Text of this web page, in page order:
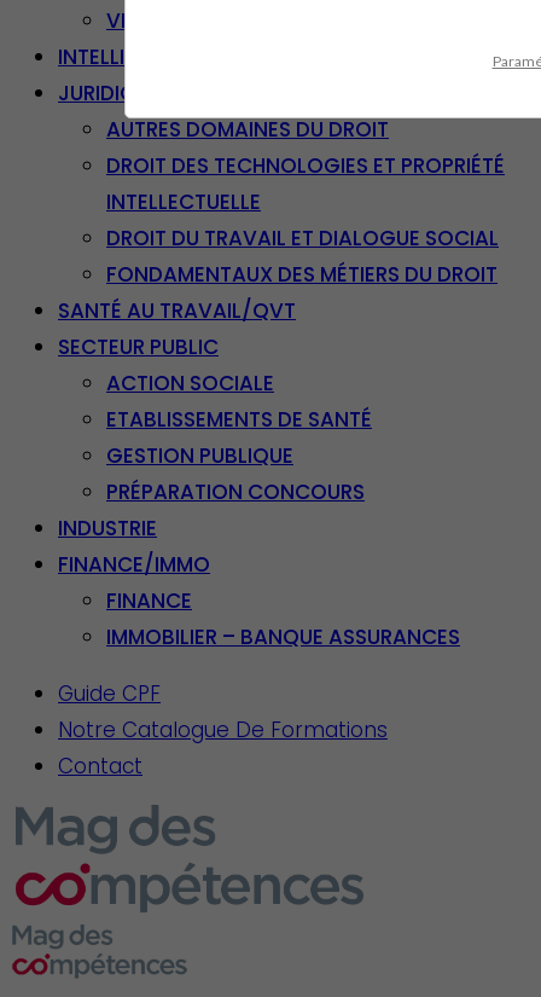
VENTE – RELATION CLIENT
INTELLIGENCE ARTIFICIELLE
JURIDIQUE
AUTRES DOMAINES DU DROIT
DROIT DES TECHNOLOGIES ET PROPRIÉTÉ
INTELLECTUELLE
DROIT DU TRAVAIL ET DIALOGUE SOCIAL
FONDAMENTAUX DES MÉTIERS DU DROIT
SANTÉ AU TRAVAIL/QVT
SECTEUR PUBLIC
ACTION SOCIALE
ETABLISSEMENTS DE SANTÉ
GESTION PUBLIQUE
PRÉPARATION CONCOURS
INDUSTRIE
FINANCE/IMMO
FINANCE
IMMOBILIER – BANQUE ASSURANCES
Guide CPF
Notre Catalogue De Formations
Contact